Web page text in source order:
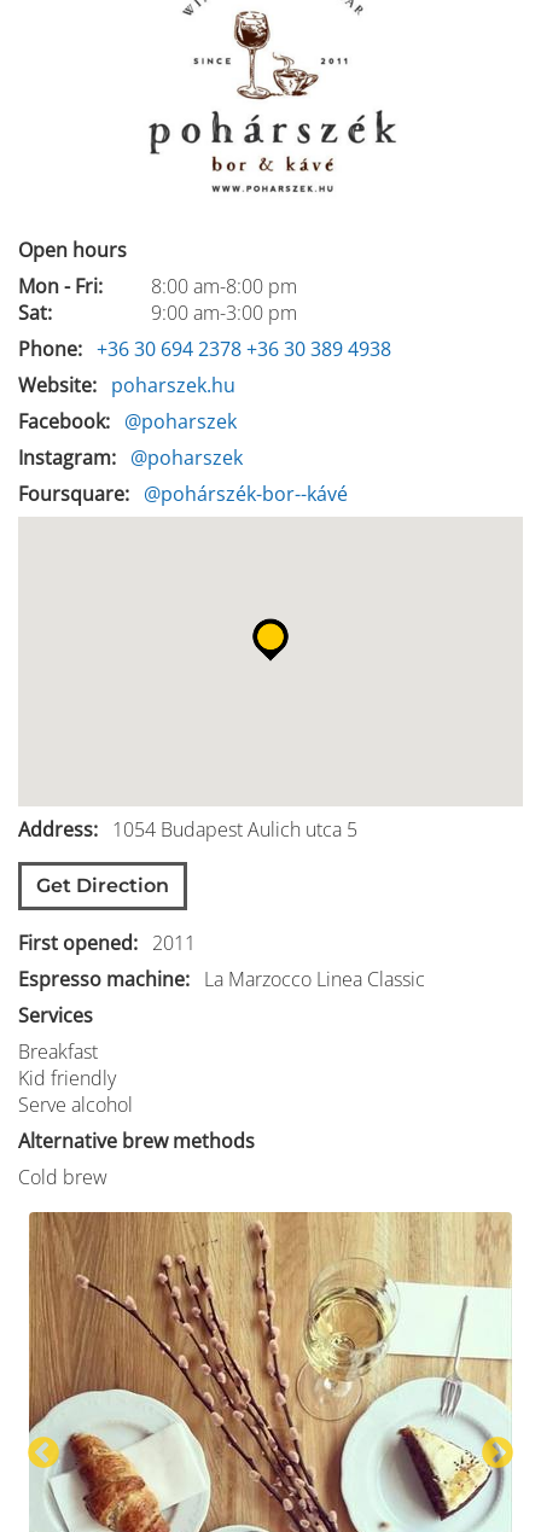
Open hours
Mon - Fri:
8:00 am-8:00 pm
Sat:
9:00 am-3:00 pm
Phone
+36 30 694 2378+36 30 389 4938
Website
poharszek.hu
Facebook
@poharszek
Instagram
@poharszek
Foursquare
@pohárszék-bor--kávé
Address 1054 BudapestAulich utca 5
Get Direction
First opened
2011
Espresso machine
La Marzocco Linea Classic
Services
Breakfast
Kid friendly
Serve alcohol
Alternative brew methods
Cold brew